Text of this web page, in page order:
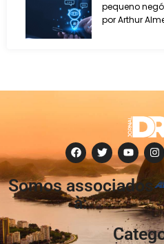
pequeno
por Arthur
Somos associados
à: